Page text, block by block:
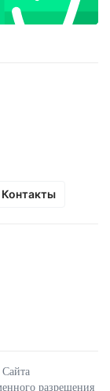
Контакты
разрешения